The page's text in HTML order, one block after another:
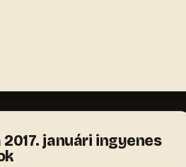
januári ingyenes